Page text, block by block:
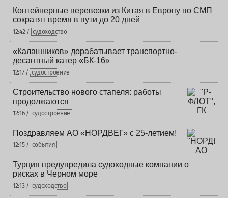
Контейнерные перевозки из Китая в Европу по СМП
сократят время в пути до 20 дней
12:42 / судоходство
«Калашников» дорабатывает транспортно-
десантный катер «БК-16»
12:17 / судостроение
Строительство нового стапеля: работы
продолжаются
12:16 / судостроение
Поздравляем АО «НОРДВЕГ» с 25-летием!
12:15 / события
Турция предупредила судоходные компании о
рисках в Черном море
12:13 / судоходство